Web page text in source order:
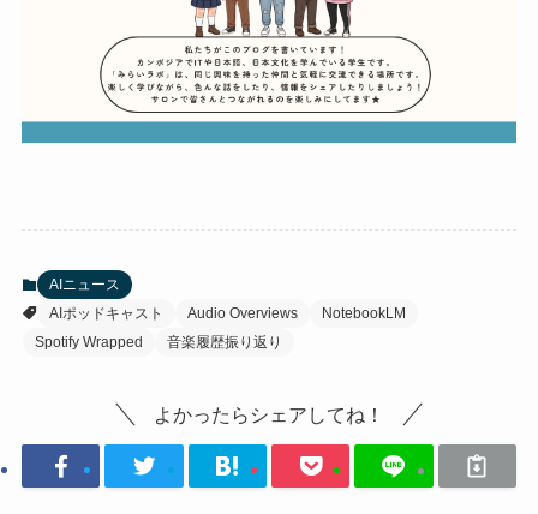
AIニュース
AIポッドキャスト
Audio Overviews
NotebookLM
Spotify Wrapped
音楽履歴振り返り
よかったらシェアしてね！